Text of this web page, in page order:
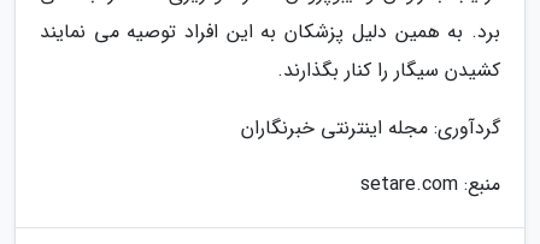
برد. به همین دلیل پزشکان به این افراد توصیه می نمایند
کشیدن سیگار را کنار بگذارند.
گردآوری: مجله اینترنتی خبرنگاران
منبع: setare.com